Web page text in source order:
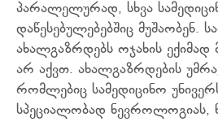
პარალელურად, სხვა
დაწესებულებებშიც მუშაობენ.
ახალგაზრდებს ოჯახის ექიმად
არ აქვთ. ახალგაზრდების
რომლებიც სამედიცინო
სპეციალობად ნევროლოგიას,